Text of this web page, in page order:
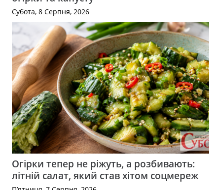
Субота, 8 Серпня, 2026
Огірки тепер не ріжуть, а розбивають:
літній салат, який став хітом соцмереж